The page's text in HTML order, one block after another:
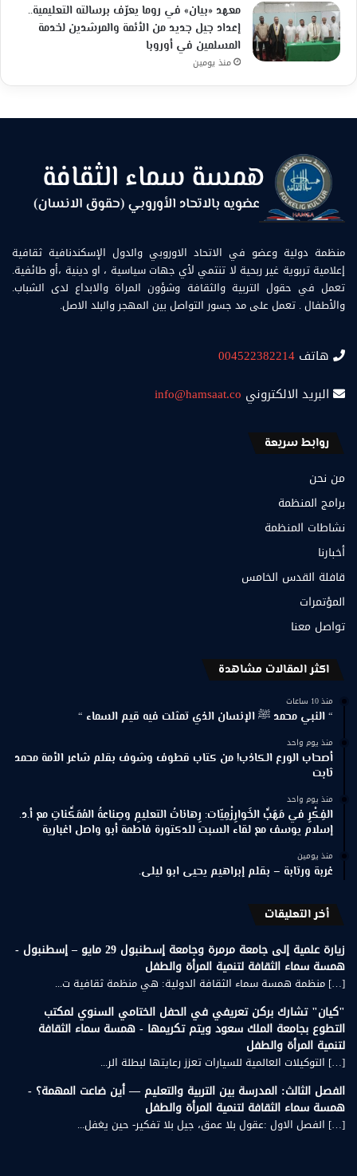
معهد «بيان» في روما يعرّف برسالته التعليمية..
إعداد جيل جديد من الأئمة والمرشدين لخدمة
المسلمين في أوروبا
منذ يومين
منظمة دولية وعضو في الاتحاد الاوروبي والدول الإسكندنافية ثقافية
إعلامية تربوية غير ربحية لا تنتمي لأي جهات سياسية ، او دينية ،أو طائفية.
تعمل في حقول التربية والثقافة وشؤون المراة والابداع لدى الشباب.
والأطفال . تعمل على مد جسور التواصل بين المهجر والبلد الاصل.
هاتف 004522382214
البريد الالكتروني info@hamsaat.co
روابط سريعة
من نحن
برامج المنظمة
نشاطات المنظمة
أخبارنا
قافلة القدس الخامس
المؤتمرات
تواصل معنا
اكثر المقالات مشاهدة
منذ 10 ساعات
“ النبي محمد ﷺ الإنسان الذي تمثلت فيه قيم السماء “
منذ يوم واحد
أصحاب الورع الكاذب! من كتاب قطوف وشوف بقلم شاعر الأمة محمد
ثابت
منذ يوم واحد
الفِكْرِ في مَهَبِّ الخَوارِزْمِيّات: رِهاناتُ التعليمِ وصِناعةُ المُمَكِّناتِ مع أ.د.
إسلام يوسف مع لقاء السبت للدكتورة فاطمة أبو واصل اغبارية
منذ يومين
غربة ورتابة – بقلم إبراهيم يحيى ابو ليلى.
أخر التعليقات
زيارة علمية إلى جامعة مرمرة وجامعة إسطنبول 29 مايو – إسطنبول -
همسة سماء الثقافة لتنمية المرأة والطفل
[…] منظمة همسة سماء الثقافة الدولية: هي منظمة ثقافية ت...
"كيان" تشارك بركن تعريفي في الحفل الختامي السنوي لمكتب
التطوع بجامعة الملك سعود ويتم تكريمها - همسة سماء الثقافة
لتنمية المرأة والطفل
[…] التوكيلات العالمية للسيارات تعزز رعايتها لبطلة الر...
الفصل الثالث: المدرسة بين التربية والتعليم — أين ضاعت المهمة؟ -
همسة سماء الثقافة لتنمية المرأة والطفل
[…] الفصل الاول :عقول بلا عمق، جيل بلا تفكير- حين يغفل...